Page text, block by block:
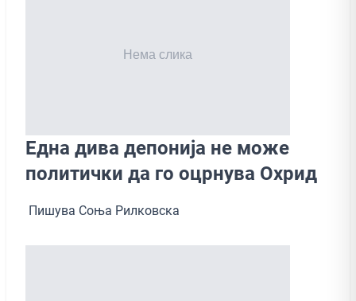
Една дива депонија не може
политички да го оцрнува Охрид
Пишува Соња Рилковска